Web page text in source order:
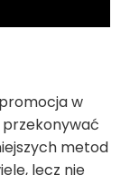
w
metod
lecz nie